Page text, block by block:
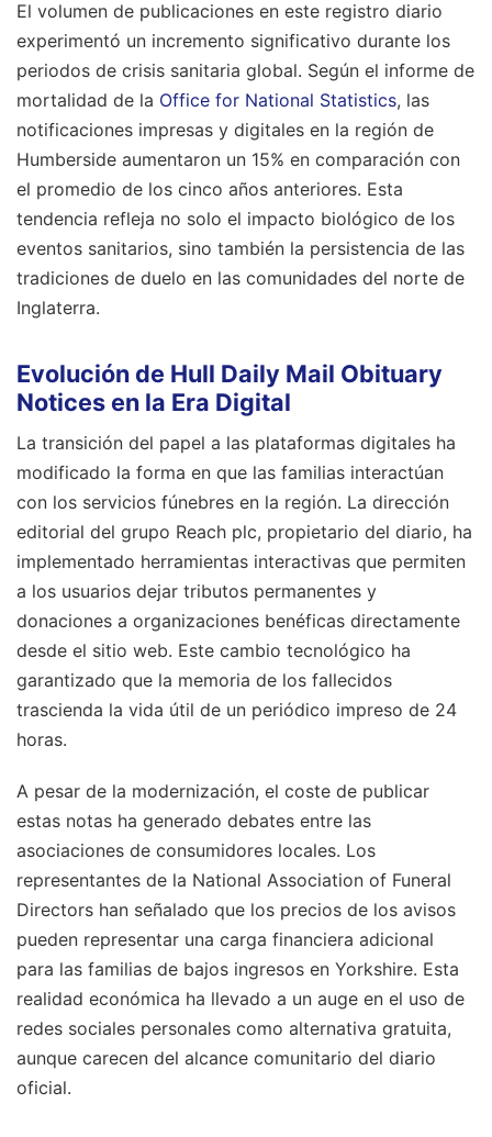
El volumen de publicaciones en este registro diario
experimentó un incremento significativo durante los
periodos de crisis sanitaria global. Según el informe de
mortalidad de la Office for National Statistics, las
notificaciones impresas y digitales en la región de
Humberside aumentaron un 15% en comparación con
el promedio de los cinco años anteriores. Esta
tendencia refleja no solo el impacto biológico de los
eventos sanitarios, sino también la persistencia de las
tradiciones de duelo en las comunidades del norte de
Inglaterra.
Evolución de Hull Daily Mail Obituary
Notices en la Era Digital
La transición del papel a las plataformas digitales ha
modificado la forma en que las familias interactúan
con los servicios fúnebres en la región. La dirección
editorial del grupo Reach plc, propietario del diario, ha
implementado herramientas interactivas que permiten
a los usuarios dejar tributos permanentes y
donaciones a organizaciones benéficas directamente
desde el sitio web. Este cambio tecnológico ha
garantizado que la memoria de los fallecidos
trascienda la vida útil de un periódico impreso de 24
horas.
A pesar de la modernización, el coste de publicar
estas notas ha generado debates entre las
asociaciones de consumidores locales. Los
representantes de la National Association of Funeral
Directors han señalado que los precios de los avisos
pueden representar una carga financiera adicional
para las familias de bajos ingresos en Yorkshire. Esta
realidad económica ha llevado a un auge en el uso de
redes sociales personales como alternativa gratuita,
aunque carecen del alcance comunitario del diario
oficial.